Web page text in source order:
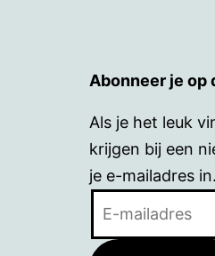
Abonneer je op
Als je het leuk
krijgen bij een
je e-mailadres in.